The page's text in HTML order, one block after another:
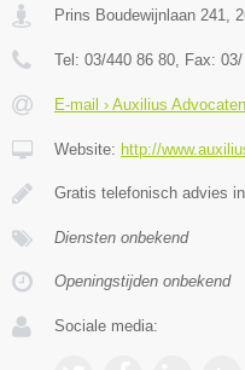
Prins Boudewijnlaan 241,
Tel: 03/440 86 80, Fax:
E-mail › Auxilius Advocaten
Website: http://
Gratis telefonisch advies
Diensten onbekend
Openingstijden onbekend
Sociale media: